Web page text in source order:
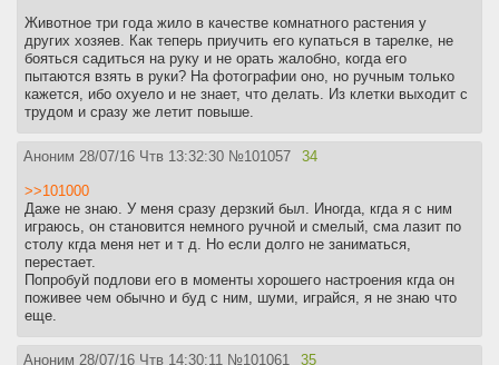
Животное три года жило в качестве комнатного растения у
других хозяев. Как теперь приучить его купаться в тарелке, не
бояться садиться на руку и не орать жалобно, когда его
пытаются взять в руки? На фотографии оно, но ручным только
кажется, ибо охуело и не знает, что делать. Из клетки выходит с
трудом и сразу же летит повыше.
Аноним 28/07/16 Чтв 13:32:30 №101057 34
>>101000
Даже не знаю. У меня сразу дерзкий был. Иногда, кгда я с ним
играюсь, он становится немного ручной и смелый, сма лазит по
столу кгда меня нет и т д. Но если долго не заниматься,
перестает.
Попробуй подлови его в моменты хорошего настроения кгда он
поживее чем обычно и буд с ним, шуми, играйся, я не знаю что
еще.
Аноним 28/07/16 Чтв 14:30:11 №101061 35